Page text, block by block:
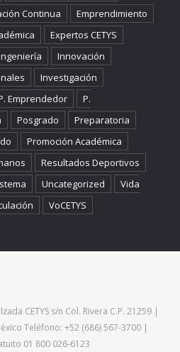
Continua
Emprendimiento
Expertos CETYS
Innovación
Investigación
Emprendedor
P.
Posgrado
Preparatoria
Promoción Académica
Resultados Deportivos
Uncategorized
Vida
VoCETYS
CETYS s/n Col. Rivera C.P. 21259 |
Teléfono: +52 (686) 567-3700 |
01 800 026-6123